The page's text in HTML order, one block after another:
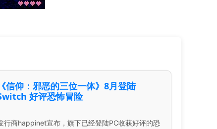
《信仰：邪恶的三位一体》8月登陆
好评恐怖冒险
行商happinet宣布，旗下已经登陆PC收获好评的恐